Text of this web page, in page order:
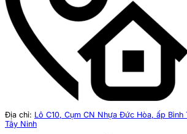
Địa chỉ: Lô C10, Cụm CN Nhựa Đức Hòa, ấp
Tây Ninh